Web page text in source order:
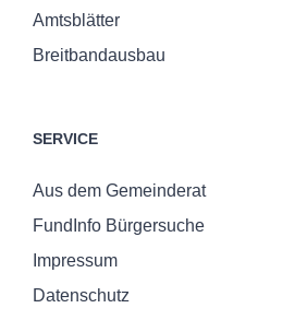
Amtsblätter
Breitbandausbau
SERVICE
Aus dem Gemeinderat
FundInfo Bürgersuche
Impressum
Datenschutz